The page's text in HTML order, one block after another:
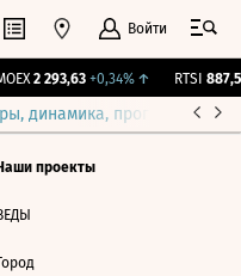
Войти
2 293,63 +0,34%↑ RTSI
динамика, прогнозы
проекты